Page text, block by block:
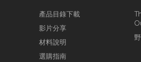
產品目錄下載
影片分享
材料說明
選購指南